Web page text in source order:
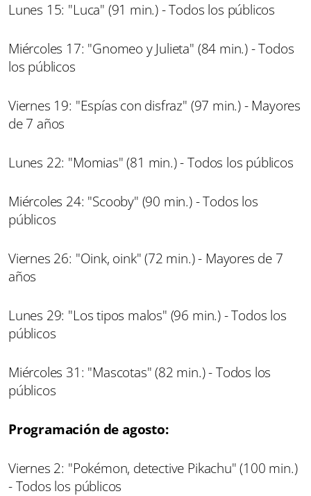
Lunes 15: "Luca" (91 min.) - Todos los públicos
Miércoles 17: "Gnomeo y Julieta" (84 min.) - Todos
los públicos
Viernes 19: "Espías con disfraz" (97 min.) - Mayores
de 7 años
Lunes 22: "Momias" (81 min.) - Todos los públicos
Miércoles 24: "Scooby" (90 min.) - Todos los
públicos
Viernes 26: "Oink, oink" (72 min.) - Mayores de 7
años
Lunes 29: "Los tipos malos" (96 min.) - Todos los
públicos
Miércoles 31: "Mascotas" (82 min.) - Todos los
públicos
Programación de agosto:
Viernes 2: "Pokémon, detective Pikachu" (100 min.)
- Todos los públicos